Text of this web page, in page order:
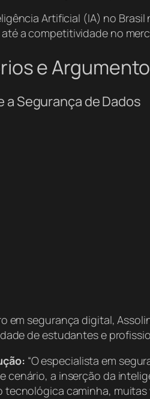
Artificial (IA) no
a competitividade no
e
a Segurança de Dados
em segurança digital,
de estudantes e
“O especialista em
cenário, a inserção da
tecnológica caminha,